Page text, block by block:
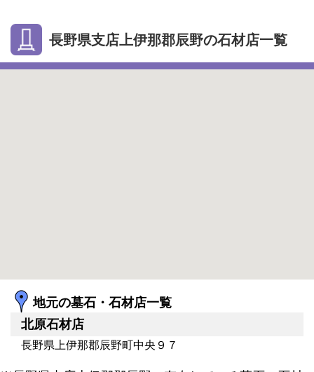
長野県支店上伊那郡辰野の石材店一覧
地元の墓石・石材店一覧
北原石材店
長野県上伊那郡辰野町中央９７